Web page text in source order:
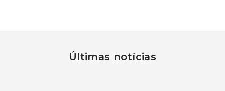
Últimas notícias